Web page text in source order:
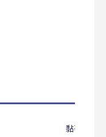
黏著力